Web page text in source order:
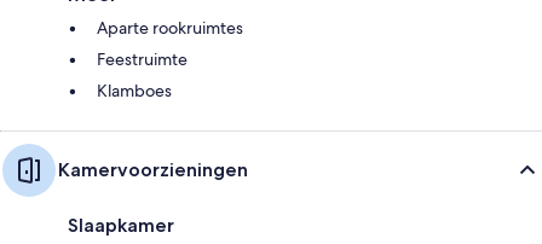
Aparte rookruimtes
Feestruimte
Klamboes
Kamervoorzieningen
Slaapkamer